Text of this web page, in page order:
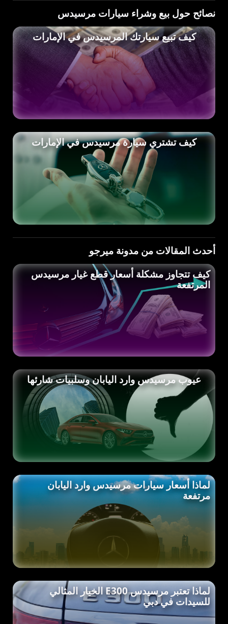
نصائح حول بيع وشراء سيارات مرسيدس
كيف تبيع سيارتك المرسيدس في الإمارات
كيف تشتري سيارة مرسيدس في الإمارات
أحدث المقالات من مدونة ميرجو
كيف تتجاوز مشكلة أسعار قطع غيار مرسيدس
المرتفعة
عيوب مرسيدس وارد اليابان وسلبيات شارئها
لماذا أسعار سيارات مرسيدس وارد اليابان
مرتفعة
لماذا تعتبر مرسيدس E300 الخيار المثالي
للسيدات في دبي